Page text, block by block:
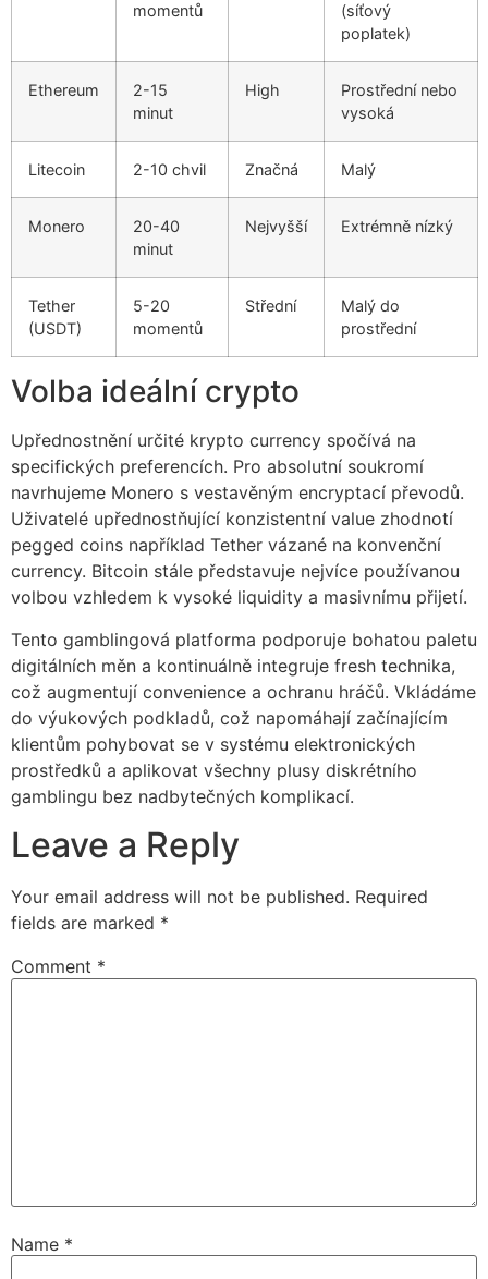
momentů
(síťový
poplatek)
Ethereum
2-15
minut
High
Prostřední nebo
vysoká
Litecoin 2-10 chvil Značná Malý
Monero
20-40
minut
Nejvyšší Extrémně nízký
Tether
(USDT)
5-20
momentů
Střední
Malý do
prostřední
Volba ideální crypto
Upřednostnění určité krypto currency spočívá na
specifických preferencích. Pro absolutní soukromí
navrhujeme Monero s vestavěným encryptací převodů.
Uživatelé upřednostňující konzistentní value zhodnotí
pegged coins například Tether vázané na konvenční
currency. Bitcoin stále představuje nejvíce používanou
volbou vzhledem k vysoké liquidity a masivnímu přijetí.
Tento gamblingová platforma podporuje bohatou paletu
digitálních měn a kontinuálně integruje fresh technika,
což augmentují convenience a ochranu hráčů. Vkládáme
do výukových podkladů, což napomáhají začínajícím
klientům pohybovat se v systému elektronických
prostředků a aplikovat všechny plusy diskrétního
gamblingu bez nadbytečných komplikací.
Leave a Reply
Your email address will not be published. Required
fields are marked *
Comment *
Name *